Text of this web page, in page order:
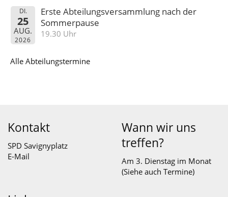
DI.
25
AUG.
2026
Erste Abteilungsversammlung nach der
Sommerpause
19.30 Uhr
Alle Abteilungstermine
Kontakt
SPD Savignyplatz
E-Mail
Wann wir uns
treffen?
Am 3. Dienstag im Monat
(Siehe auch Termine)